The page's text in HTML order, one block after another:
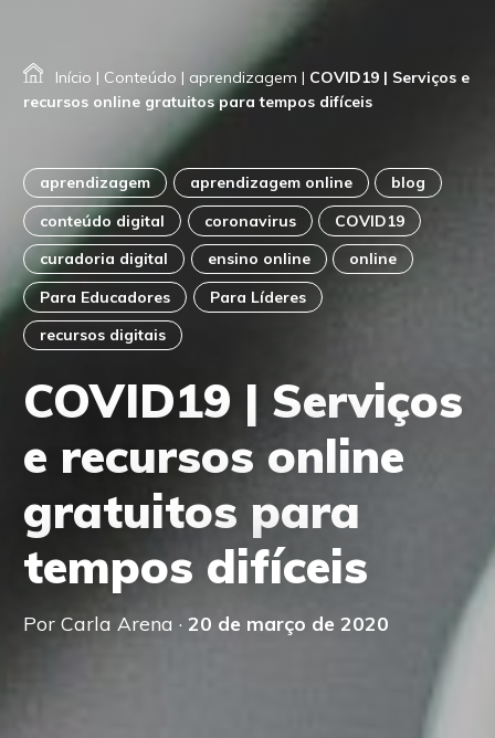
Início | Conteúdo | aprendizagem | COVID19 | Serviços e
recursos online gratuitos para tempos difíceis
aprendizagem aprendizagem online
blog
conteúdo digital
coronavirus
COVID19
curadoria digital
ensino online
online
Para Educadores
Para Líderes
recursos digitais
COVID19 | Serviços
e recursos online
gratuitos para
tempos difíceis
Por Carla Arena · 20 de março de 2020